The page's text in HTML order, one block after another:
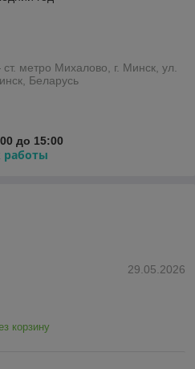
метро Михалово, г. Минск, ул.
Беларусь
до 15:00
работы
29.05.2026
корзину